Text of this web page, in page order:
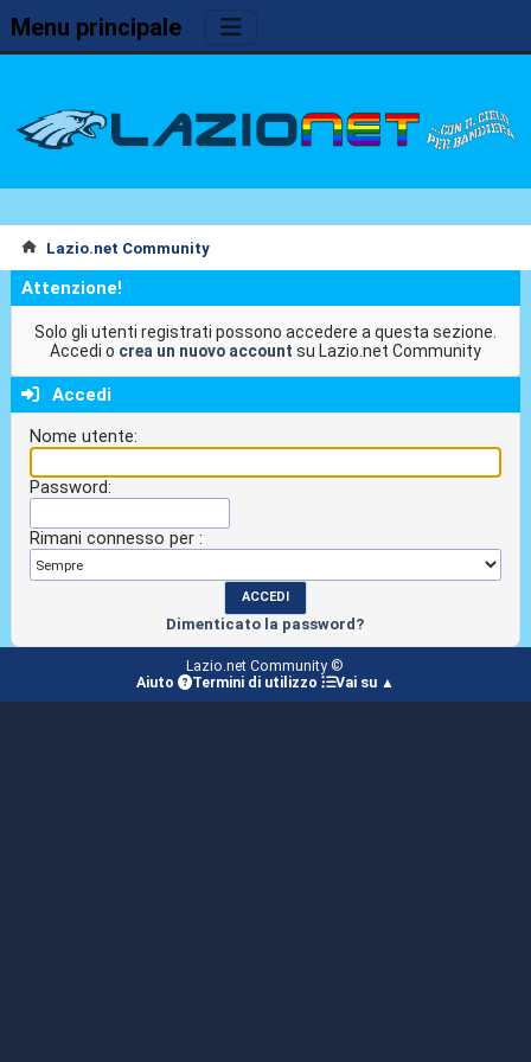
Menu principale
Lazio.net Community
Attenzione!
Solo gli utenti registrati possono accedere a questa sezione.
Accedi o crea un nuovo account su Lazio.net Community
Accedi
Nome utente:
Password:
Rimani connesso per :
Dimenticato la password?
Lazio.net Community ©
Aiuto
Termini di utilizzo Vai su ▲